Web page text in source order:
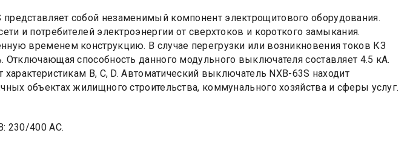
собой незаменимый компонент электрощитового оборудования.
и потребителей электроэнергии от сверхтоков и короткого замыкания.
временем конструкцию. В случае перегрузки или возникновения токов КЗ
Отключающая способность данного модульного выключателя составляет 4.5 кА.
B, C, D. Автоматический выключатель NXB-63S находит
объектах жилищного строительства, коммунального хозяйства и сферы услуг.
230/400 AC.